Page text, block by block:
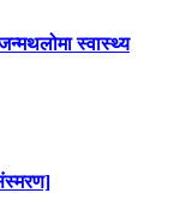
स्वास्थ्य